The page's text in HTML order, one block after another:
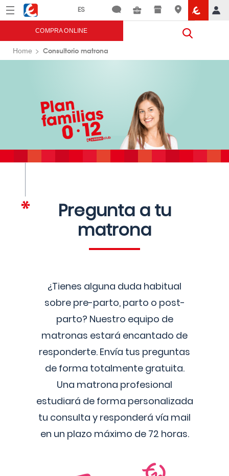
Menú Eroski
COMPRA ONLINE
Home Consultorio matrona
Pregunta a tu
matrona
¿Tienes alguna duda habitual
sobre pre-parto, parto o post-
parto? Nuestro equipo de
matronas estará encantado de
responderte. Envía tus preguntas
de forma totalmente gratuita.
Una matrona profesional
estudiará de forma personalizada
tu consulta y responderá vía mail
en un plazo máximo de 72 horas.